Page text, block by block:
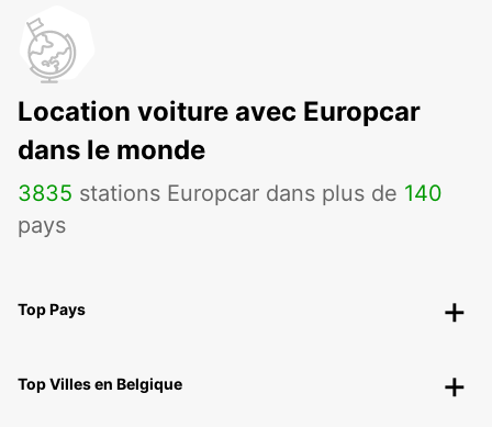
Location voiture avec Europcar
dans le monde
3835 stations Europcar dans plus de 140
pays
Top Pays
Top Villes en Belgique